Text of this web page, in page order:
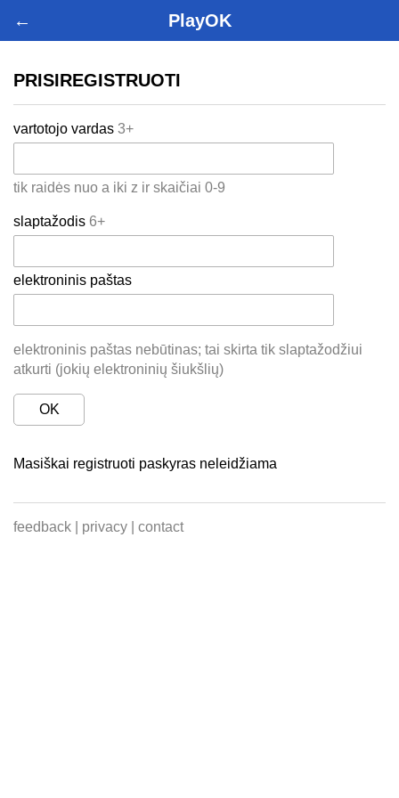
← PlayOK
PRISIREGISTRUOTI
vartotojo vardas 3+
tik raidės nuo a iki z ir skaičiai 0-9
slaptažodis 6+
elektroninis paštas
elektroninis paštas nebūtinas; tai skirta tik slaptažodžiui
atkurti (jokių elektroninių šiukšlių)
OK
Masiškai registruoti paskyras neleidžiama
feedback privacy contact